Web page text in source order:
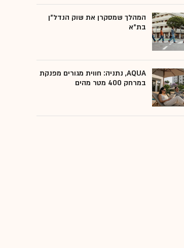
המהלך שמסקרן את שוק הנדל"ן
בת"א
AQUA, נתניה: חווית מגורים מפנקת
במרחק 400 מטר מהים